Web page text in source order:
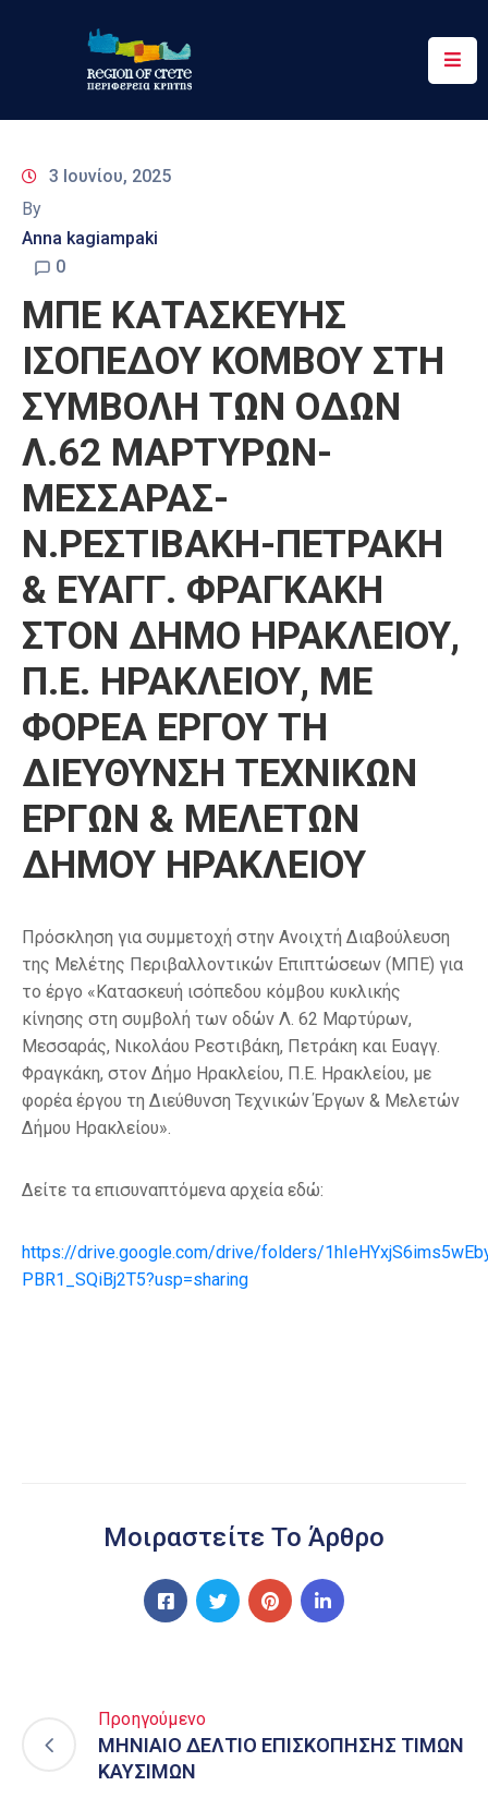
Περιφέρεια
&
Δράσεις
Ψηφιακές
Υπηρεσίες
Επικοινωνία
3 Ιουνίου, 2025
By
Anna kagiampaki
0
ΜΠΕ ΚΑΤΑΣΚΕΥΗΣ
ΙΣΟΠΕΔΟΥ ΚΟΜΒΟΥ ΣΤΗ
ΣΥΜΒΟΛΗ ΤΩΝ ΟΔΩΝ
Λ.62 ΜΑΡΤΥΡΩΝ-
ΜΕΣΣΑΡΑΣ-
Ν.ΡΕΣΤΙΒΑΚΗ-ΠΕΤΡΑΚΗ
& ΕΥΑΓΓ. ΦΡΑΓΚΑΚΗ
ΣΤΟN ΔΗΜΟ ΗΡΑΚΛΕΙΟΥ,
Π.Ε. ΗΡΑΚΛΕΙΟΥ, ΜΕ
ΦΟΡΕΑ ΕΡΓΟΥ ΤΗ
ΔIEYΘΥΝΣΗ ΤΕΧΝΙΚΩΝ
ΕΡΓΩΝ & ΜΕΛΕΤΩΝ
ΔΗΜΟΥ ΗΡΑΚΛΕΙΟΥ
Πρόσκληση για συμμετοχή στην Ανοιχτή Διαβούλευση
της Μελέτης Περιβαλλοντικών Επιπτώσεων (ΜΠΕ) για
το έργο «Κατασκευή ισόπεδου κόμβου κυκλικής
κίνησης στη συμβολή των οδών Λ. 62 Μαρτύρων,
Μεσσαράς, Νικολάου Ρεστιβάκη, Πετράκη και Ευαγγ.
Φραγκάκη, στον Δήμο Ηρακλείου, Π.Ε. Ηρακλείου, με
φορέα έργου τη Διεύθυνση Τεχνικών Έργων & Μελετών
Δήμου Ηρακλείου».
Δείτε τα επισυναπτόμενα αρχεία εδώ:
https://drive.google.com/drive/folders/
PBR1_SQiBj2T5?usp=sharing
Μοιραστείτε Το Άρθρο
Προηγούμενο
ΜΗΝΙΑΙΟ ΔΕΛΤΙΟ ΕΠΙΣΚΟΠΗΣΗΣ ΤΙΜΩΝ
ΚΑΥΣΙΜΩΝ